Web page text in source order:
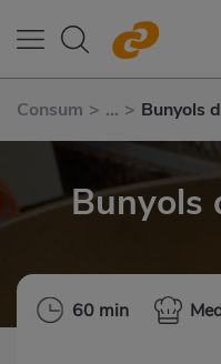
Consum > ... > Bunyols
Bunyols
60 min